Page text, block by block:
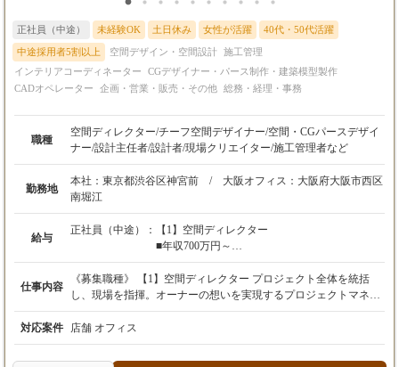
正社員（中途） 未経験OK 土日休み 女性が活躍 40代・50代活躍
中途採用者5割以上 空間デザイン・空間設計 施工管理
インテリアコーディネーター
CGデザイナー・パース制作・建築模型製作
CADオペレーター
企画・営業・販売・その他 総務・経理・事務
職種
空間ディレクター/チーフ空間デザイナー/空間・CGパースデザイ
ナー/設計主任者/設計者/現場クリエイター/施工管理者など
勤務地
本社：東京都渋谷区神宮前 / 大阪オフィス：大阪府大阪市西区
南堀江
給与
正社員（中途）：
【1】空間ディレクター
■年収700万円～
■月給50万円～（能力・経験により優遇）
※3ヶ月の試用期間有
※試用期間後、能力によって給与見直しあり
※昇給随時
【2】空間チーフデザイナー
仕事内容
《募集職種》 【1】空間ディレクター プロジェクト全体を統括
し、現場を指揮。オーナーの想いを実現するプロジェクトマネー
ジャーの役割です。 【2】空間チーフデザイナー 主力のデザイナ
ーです。とにかくいいデザインをすることが仕事。 【3】空間デ
ザイナー デザイン業務はもちろん、リサーチや顧客対応、現場と
の折衝など、デザイナーとして必要なスキルを身につけて実践し
対応案件 店舗 オフィス